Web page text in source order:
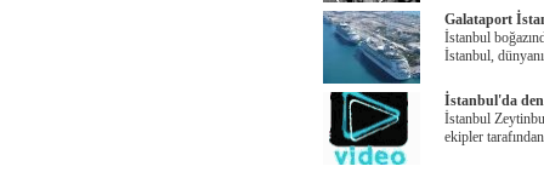
Galataport
İstanbul
İstanbul,
İstanbul'da
İstanbul
ekipler